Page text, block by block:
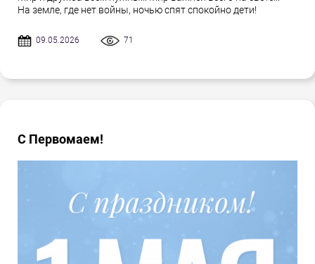
На земле, где нет войны, ночью спят спокойно дети!
09.05.2026 71
С Первомаем!